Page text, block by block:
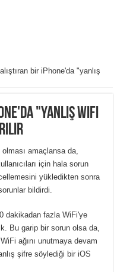
bir iPhone'da "yanlış
"yanlış WiFi
amaçlansa da,
için hala sorun
yükledikten sonra
bildirdi.
dakikadan fazla WiFi'ye
Bu garip bir sorun olsa da,
ağını unutmaya devam
şifre söylediği bir iOS